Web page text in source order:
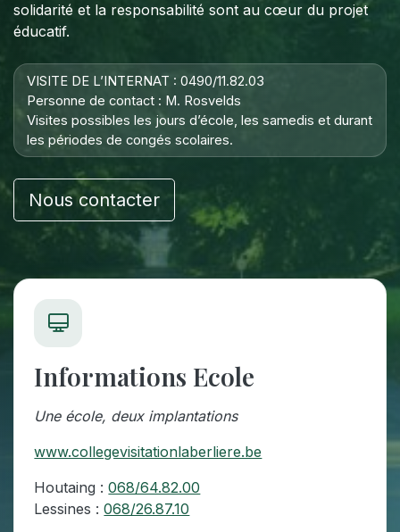
solidarité et la responsabilité sont au cœur du projet
éducatif.
VISITE DE L’INTERNAT : 0490/11.82.03
Personne de contact : M. Rosvelds
Visites possibles les jours d’école, les samedis et durant
les périodes de congés scolaires.
Nous contacter
Informations Ecole
Une école, deux implantations
www.collegevisitationlaberliere.be
Houtaing :068/64.82.00
Lessines :068/26.87.10